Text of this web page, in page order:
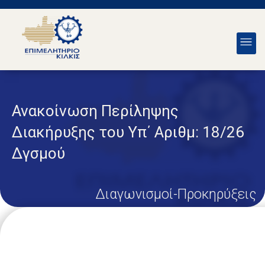
Ανακοίνωση Περίληψης
Διακήρυξης του Υπ΄ Αριθμ: 18/26
Δγσμού
Διαγωνισμοί-Προκηρύξεις